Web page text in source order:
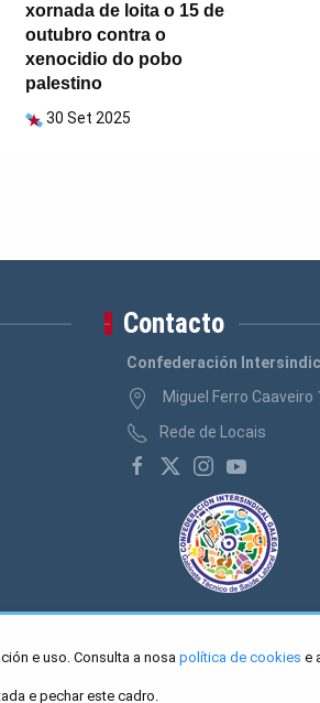
xornada de loita o 15 de
outubro contra o
xenocidio do pobo
palestino
30 Set 2025
Contacto
Confederación
Miguel Ferro
Rede de Locais
e uso. Consulta a nosa política de cookies e
e pechar este cadro.